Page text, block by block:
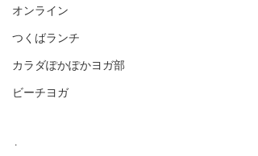
オンライン
つくばランチ
カラダぽかぽかヨガ部
ビーチヨガ
.